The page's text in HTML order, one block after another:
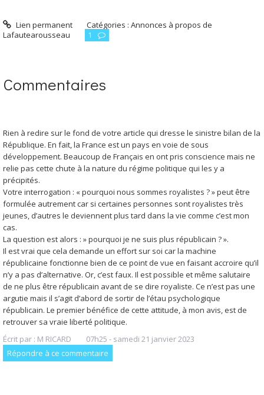
Lien permanent Catégories :Annonces à propos de
Lafautearousseau
1
Commentaires
Rien à redire sur le fond de votre article qui dresse le sinistre bilan de la
République. En fait, la France est un pays en voie de sous
développement. Beaucoup de Français en ont pris conscience mais ne
relie pas cette chute à la nature du régime politique qui les y a
précipités.
Votre interrogation : « pourquoi nous sommes royalistes ? » peut être
formulée autrement car si certaines personnes sont royalistes très
jeunes, d’autres le deviennent plus tard dans la vie comme c’est mon
cas.
La question est alors : » pourquoi je ne suis plus républicain ? ».
Il est vrai que cela demande un effort sur soi car la machine
républicaine fonctionne bien de ce point de vue en faisant accroire qu’il
n’y a pas d’alternative. Or, c’est faux. Il est possible et même salutaire
de ne plus être républicain avant de se dire royaliste. Ce n’est pas une
argutie mais il s’agit d’abord de sortir de l’étau psychologique
républicain. Le premier bénéfice de cette attitude, à mon avis, est de
retrouver sa vraie liberté politique.
Écrit par : M RICARD 07h25 - samedi 21 janvier 2023
Répondre à ce commentaire